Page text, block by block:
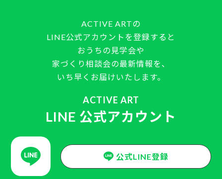
ACTIVE ARTの
LINE公式アカウントを登録すると
おうちの見学会や
家づくり相談会の最新情報を、
いち早くお届けいたします。
ACTIVE ART
LINE 公式アカウント
公式LINE登録